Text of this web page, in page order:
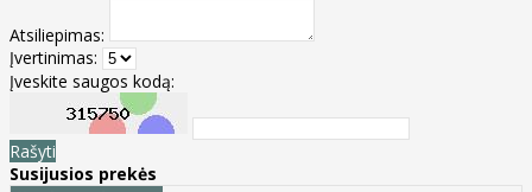
Atsiliepimas:
Įvertinimas:
Įveskite saugos kodą:
Rašyti
Susijusios prekės